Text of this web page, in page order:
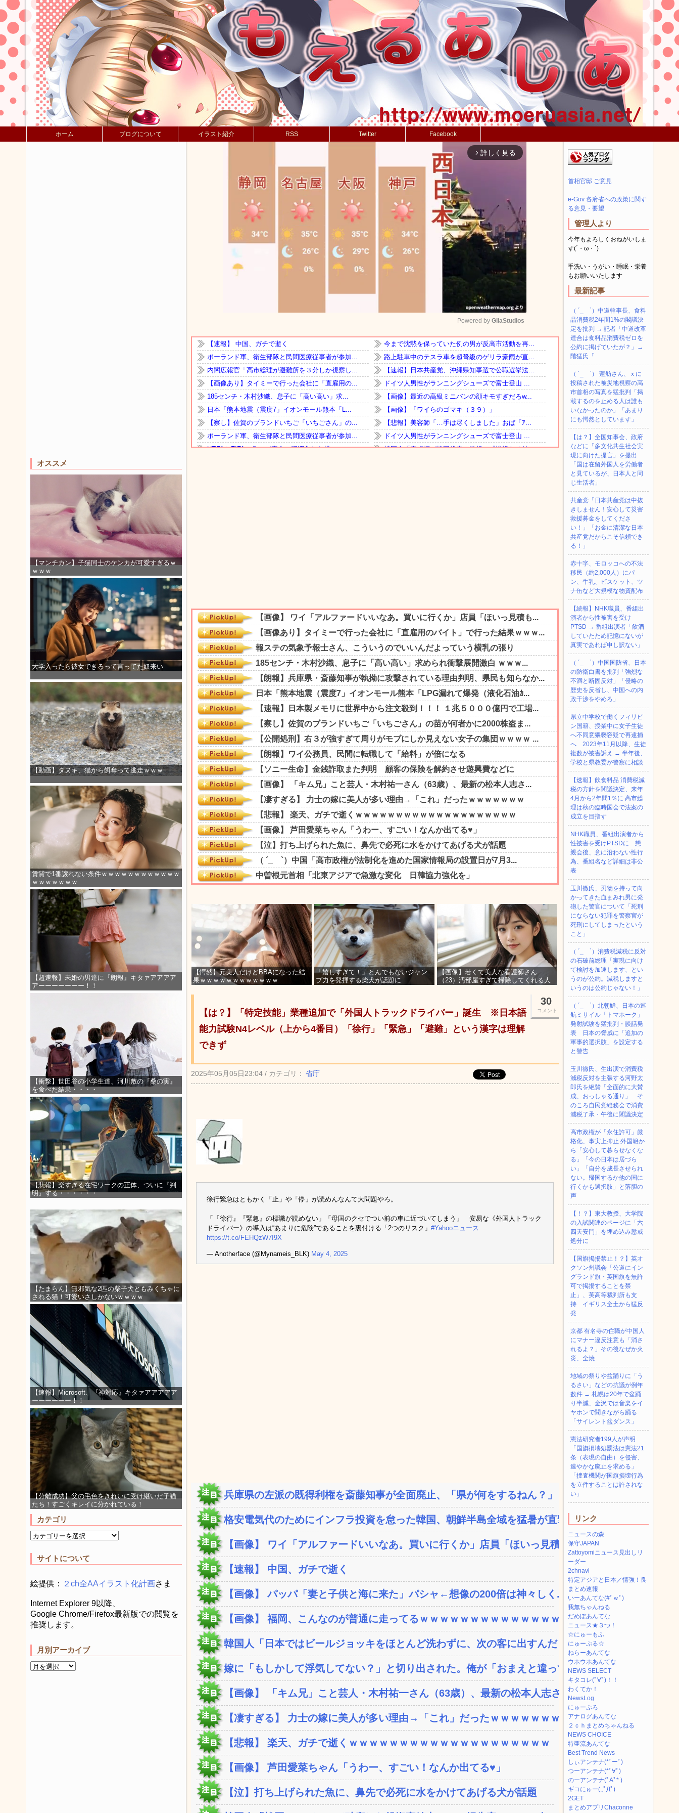
ホーム ブログについて イラスト紹介 RSS Twitter Facebook
オススメ
【マンチカン】子猫同士のケンカが可愛すぎるｗ
ｗｗｗ
大学入ったら彼女できるって言ってた奴来い
【動画】タヌキ、猫から餌奪って逃走ｗｗｗ
賃貸で1番譲れない条件ｗｗｗｗｗｗｗｗｗｗｗｗ
ｗｗｗｗｗｗｗ
【超速報】未婚の男達に『朗報』キタァアアアア
アーーーーーーー！！
【衝撃】世田谷の小学生達、河川敷の『桑の実』
を食べた結果・・・・
【悲報】楽すぎる在宅ワークの正体、ついに『判
明』する・・・・・・
【たまらん】無邪気な2匹の柴子犬ともみくちゃに
される猫！可愛いさしかないｗｗｗｗ
【速報】Microsoft、『神対応』キタァアアアアア
ーーーーーー！！
【分離成功】父の毛色をきれいに受け継いだ子猫
たち！すごくキレイに分かれている！
カテゴリ
サイトについて
絵提供： ２ch全AAイラスト化計画さま
Internet Explorer 9以降、
Google Chrome/Firefox最新版での閲覧を
推奨します。
月別アーカイブ
arrow_forward_ios 詳しく見る
Mute
Powered by GliaStudios
【愕然】元美人だけどBBAになった結
果ｗｗｗｗｗｗｗｗｗｗｗｗ
「嬉しすぎて！」とんでもないジャン
プ力を発揮する柴犬が話題に
【画像】若くて美人な看護師さん
（23）汚部屋すぎて掃除してくれる人
30
コメント
【は？】「特定技能」業種追加で「外国人トラックドライバー」誕生 ※日本語
能力試験N4レベル（上から4番目）「徐行」「緊急」「避難」という漢字は理解
できず
2025年05月05日23:04 / カテゴリ： 省庁
徐行緊急はともかく「止」や「停」が読めんなんて大問題やろ。
「『徐行』『緊急』の標識が読めない」「母国のクセでつい前の車に近づいてしまう」 安易な《外国人トラック
ドライバー》の導入は“あまりに危険”であることを裏付ける「2つのリスク」 #Yahooニュース
https://t.co/FEHQzW7I9X
— Anotherface (@Mynameis_BLK) May 4, 2025
兵庫県の左派の既得利権を斎藤知事が全面廃止、「県が何をするねん？」と存...
格安電気代のためにインフラ投資を怠った韓国、朝鮮半島全域を猛暑が直撃し...
【画像】 ワイ「アルファードいいなあ。買いに行くか」店員「ほいっ見積も...
【速報】 中国、ガチで逝く
【画像】 パッパ「妻と子供と海に来た」パシャ←想像の200倍は神々しく...
【画像】 福岡、こんなのが普通に走ってるｗｗｗｗｗｗｗｗｗｗｗｗｗｗｗ...
韓国人「日本ではビールジョッキをほとんど洗わずに、次の客に出すんだ！ ...
嫁に「もしかして浮気してない？」と切り出された。俺が「おまえと違って浮...
【画像】 「キム兄」こと芸人・木村祐一さん（63歳）、最新の松本人志さ...
【凄すぎる】 力士の嫁に美人が多い理由→「これ」だったｗｗｗｗｗｗｗ
【悲報】 楽天、ガチで逝くｗｗｗｗｗｗｗｗｗｗｗｗｗｗｗｗｗｗｗｗ
【画像】 芦田愛菜ちゃん「うわー、すごい！なんか出てる♥」
【泣】打ち上げられた魚に、鼻先で必死に水をかけてあげる犬が話題
首相官邸 ご意見
e-Gov 各府省への政策に関す
る意見・要望
管理人より
今年もよろしくおねがいしま
す(´・ω・`)
手洗い・うがい・睡眠・栄養
もお願いいたします
最新記事
（ ´_ゝ`）中道幹事長、食料
品消費税2年間1%の閣議決
定を批判 → 記者「中道改革
連合は食料品消費税ゼロを
公約に掲げていたが？」→
階猛氏「
（ ´_ゝ`） 蓮舫さん、ｘに
投稿された被災地視察の高
市首相の写真を猛批判「掲
載するのを止める人は誰も
いなかったのか」「あまり
にも愕然としています」
【は？】全国知事会、政府
などに「多文化共生社会実
現に向けた提言」を提出
「国は在留外国人を労働者
と見ているが、日本人と同
じ生活者」
共産党「日本共産党は中抜
きしません！安心して災害
救援募金をしてくださ
い！」「お金に清潔な日本
共産党だからこそ信頼でき
る！」
赤十字、モロッコへの不法
移民（約2,000人）にパ
ン、牛乳、ビスケット、ツ
ナ缶など大規模な物資配布
【続報】NHK職員、番組出
演者から性被害を受け
PTSD → 番組出演者「飲酒
していたため記憶にないが
真実であれば申し訳ない」
（ ´_ゝ`）中国国防省、日本
の防衛白書を批判「強烈な
不満と断固反対」「侵略の
歴史を反省し、中国への内
政干渉をやめろ」
県立中学校で働くフィリピ
ン国籍、授業中に女子生徒
へ不同意猥褻容疑で再逮捕
へ 2023年11月以降、生徒
複数が被害訴え → 半年後、
学校と県教委が警察に相談
【速報】飲食料品 消費税減
税の方針を閣議決定、来年
4月から2年間1％に 高市総
理は秋の臨時国会で法案の
成立を目指す
NHK職員、番組出演者から
性被害を受けPTSDに 懇
親会後、意に沿わない性行
為、番組名など詳細は非公
表
玉川徹氏、刃物を持って向
かってきた血まみれ男に発
砲した警官について「死刑
にならない犯罪を警察官が
死刑にしてしまったという
こと」
（ ´_ゝ`）消費税減税に反対
の石破前総理「実現に向け
て検討を加速します、とい
うのが公約。減税しますと
いうのは公約じゃない！」
（ ´_ゝ`）北朝鮮、日本の巡
航ミサイル「‌トマホーク」
発射試験を猛批判・談話発
表 日本の脅威に「追加の
軍事的選択肢」を設定する
と警告
玉川徹氏、生出演で消費税
減税反対を主張する河野太
郎氏を絶賛「全面的に大賛
成、おっしゃる通り」 そ
のころ自民党総務会で消費
減税了承・午後に閣議決定
高市政権が「永住許可」厳
格化、事実上抑止 外国籍か
ら「安心して暮らせなくな
る」「今の日本は居づら
い」「自分を成長させられ
ない。帰国するか他の国に
行くかも選択肢」と落胆の
声
【！？】東大教授、大学院
の入試関連のページに「六
四天安門」を埋め込み懲戒
処分に
【国旗掲揚禁止！？】英オ
クソン州議会「公道にイン
グランド旗・英国旗を無許
可で掲揚することを禁
止」、英高等裁判所も支
持 イギリス全土から猛反
発
京都 有名寺の住職が中国人
にマナー違反注意も「消さ
れるよ？」その後なぜか火
災、全焼
地域の祭りや盆踊りに「う
るさい」などの抗議が例年
数件 → 札幌は20年で盆踊
り半減、金沢では音楽をイ
ヤホンで聞きながら踊る
「サイレント盆ダンス」
憲法研究者199人が声明
「国旗損壊処罰法は憲法21
条（表現の自由）を侵害、
速やかな廃止を求める」
「捜査機関が国旗損壊行為
を立件することは許されな
い」
リンク
ニュースの森
保守JAPAN
Zattoyomiニュース見出しリ
ーダー
2chnavi
特定アジアと日本／情強！良
まとめ速報
いーあんてな(#ﾟｗﾟ)
我無ちゃんねる
だめぽあんてな
ニュース★３つ！
☆にゅーもふ
にゅーぷる☆
ねらーあんてな
ウホウホあんてな
NEWS SELECT
キタコレ(ﾟ∀ﾟ)！！
わくてか！
NewsLog
にゅーぷろ
アナログあんてな
２ｃｈまとめちゃんねる
NEWS CHOICE
特亜流あんてな
Best Trend News
しぃアンテナ(*ﾟーﾟ)
つーアンテナ(*ﾟ∀ﾟ)
のーアンテナ(ﾟAﾟ* )
ギコにゅー(,,ﾟДﾟ)
2GET
まとめアプリChaconne